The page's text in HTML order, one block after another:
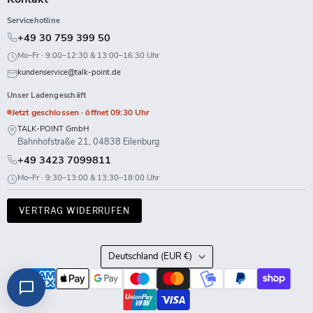
Servicehotline
+49 30 759 399 50
Mo–Fr · 9:00–12:30 & 13:00–16:30 Uhr
kundenservice@talk-point.de
Unser Ladengeschäft
Jetzt geschlossen · öffnet 09:30 Uhr
TALK-POINT GmbH
Bahnhofstraße 21, 04838 Eilenburg
+49 3423 7099811
Mo–Fr · 9:30–13:00 & 13:30–18:00 Uhr
VERTRAG WIDERRUFEN
Land
Deutschland (EUR €)